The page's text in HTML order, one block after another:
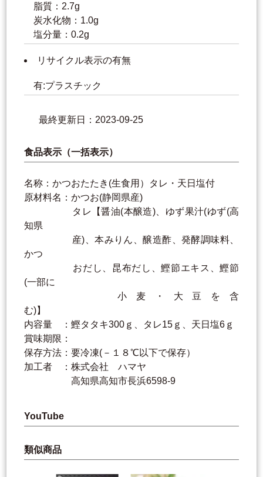
脂質：2.7g
炭水化物：1.0g
塩分量：0.2g
リサイクル表示の有無
有:プラスチック
最終更新日：2023-09-25
食品表示（一括表示）
名称：かつおたたき(生食用）タレ・天日塩付
原材料名：かつお(静岡県産)
タレ【醤油(本醸造)、ゆず果汁(ゆず(高
知県
産)、本みりん、醸造酢、発酵調味料、
かつ
おだし、昆布だし、鰹節エキス、鰹節
(一部に
小麦・大豆を含
む)】
内容量 ：鰹タタキ300ｇ、タレ15ｇ、天日塩6ｇ
賞味期限：
保存方法：要冷凍(－１８℃以下で保存）
加工者 ：株式会社 ハマヤ
高知県高知市長浜6598-9
YouTube
類似商品